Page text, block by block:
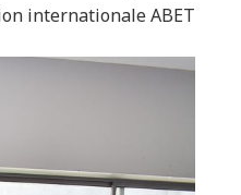
internationale ABET.